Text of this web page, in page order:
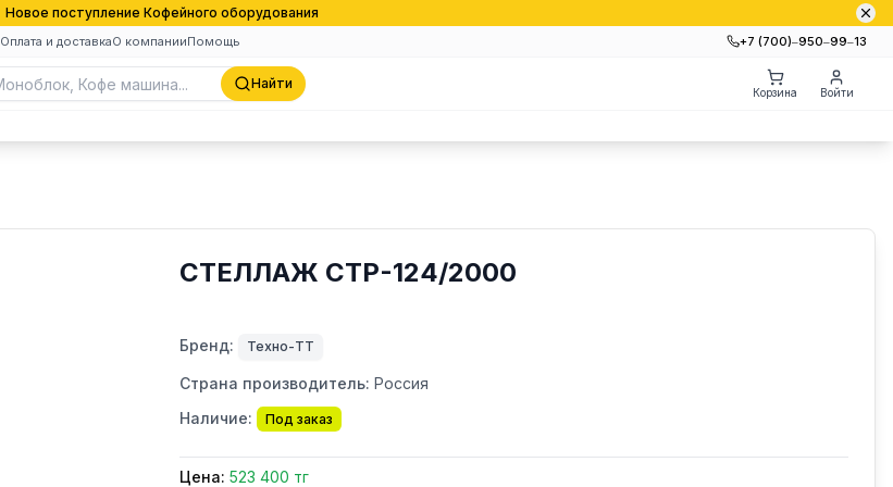
Новое поступление Кофейного оборудования
Оплата и доставкаО компанииПомощь +7 (700)‒950‒99‒13
Найти
Корзина Войти
СТЕЛЛАЖ СТР-124/2000
Бренд: Техно-ТТ
Страна производитель: Россия
Наличие:
Под заказ
Цена: 523 400 тг